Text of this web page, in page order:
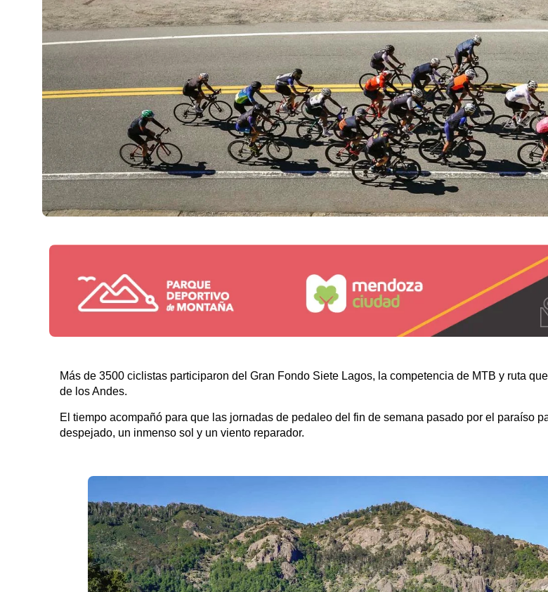
Más de 3500 ciclistas participaron del Gran Fondo Siete Lagos, la competencia de MTB y ruta
de los Andes.
El tiempo acompañó para que las jornadas de pedaleo del fin de semana pasado por el paraíso
despejado, un inmenso sol y un viento reparador.